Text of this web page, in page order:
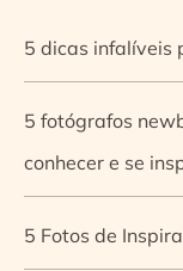
5 dicas infalíveis
5 fotógrafos
conhecer e se
5 Fotos de